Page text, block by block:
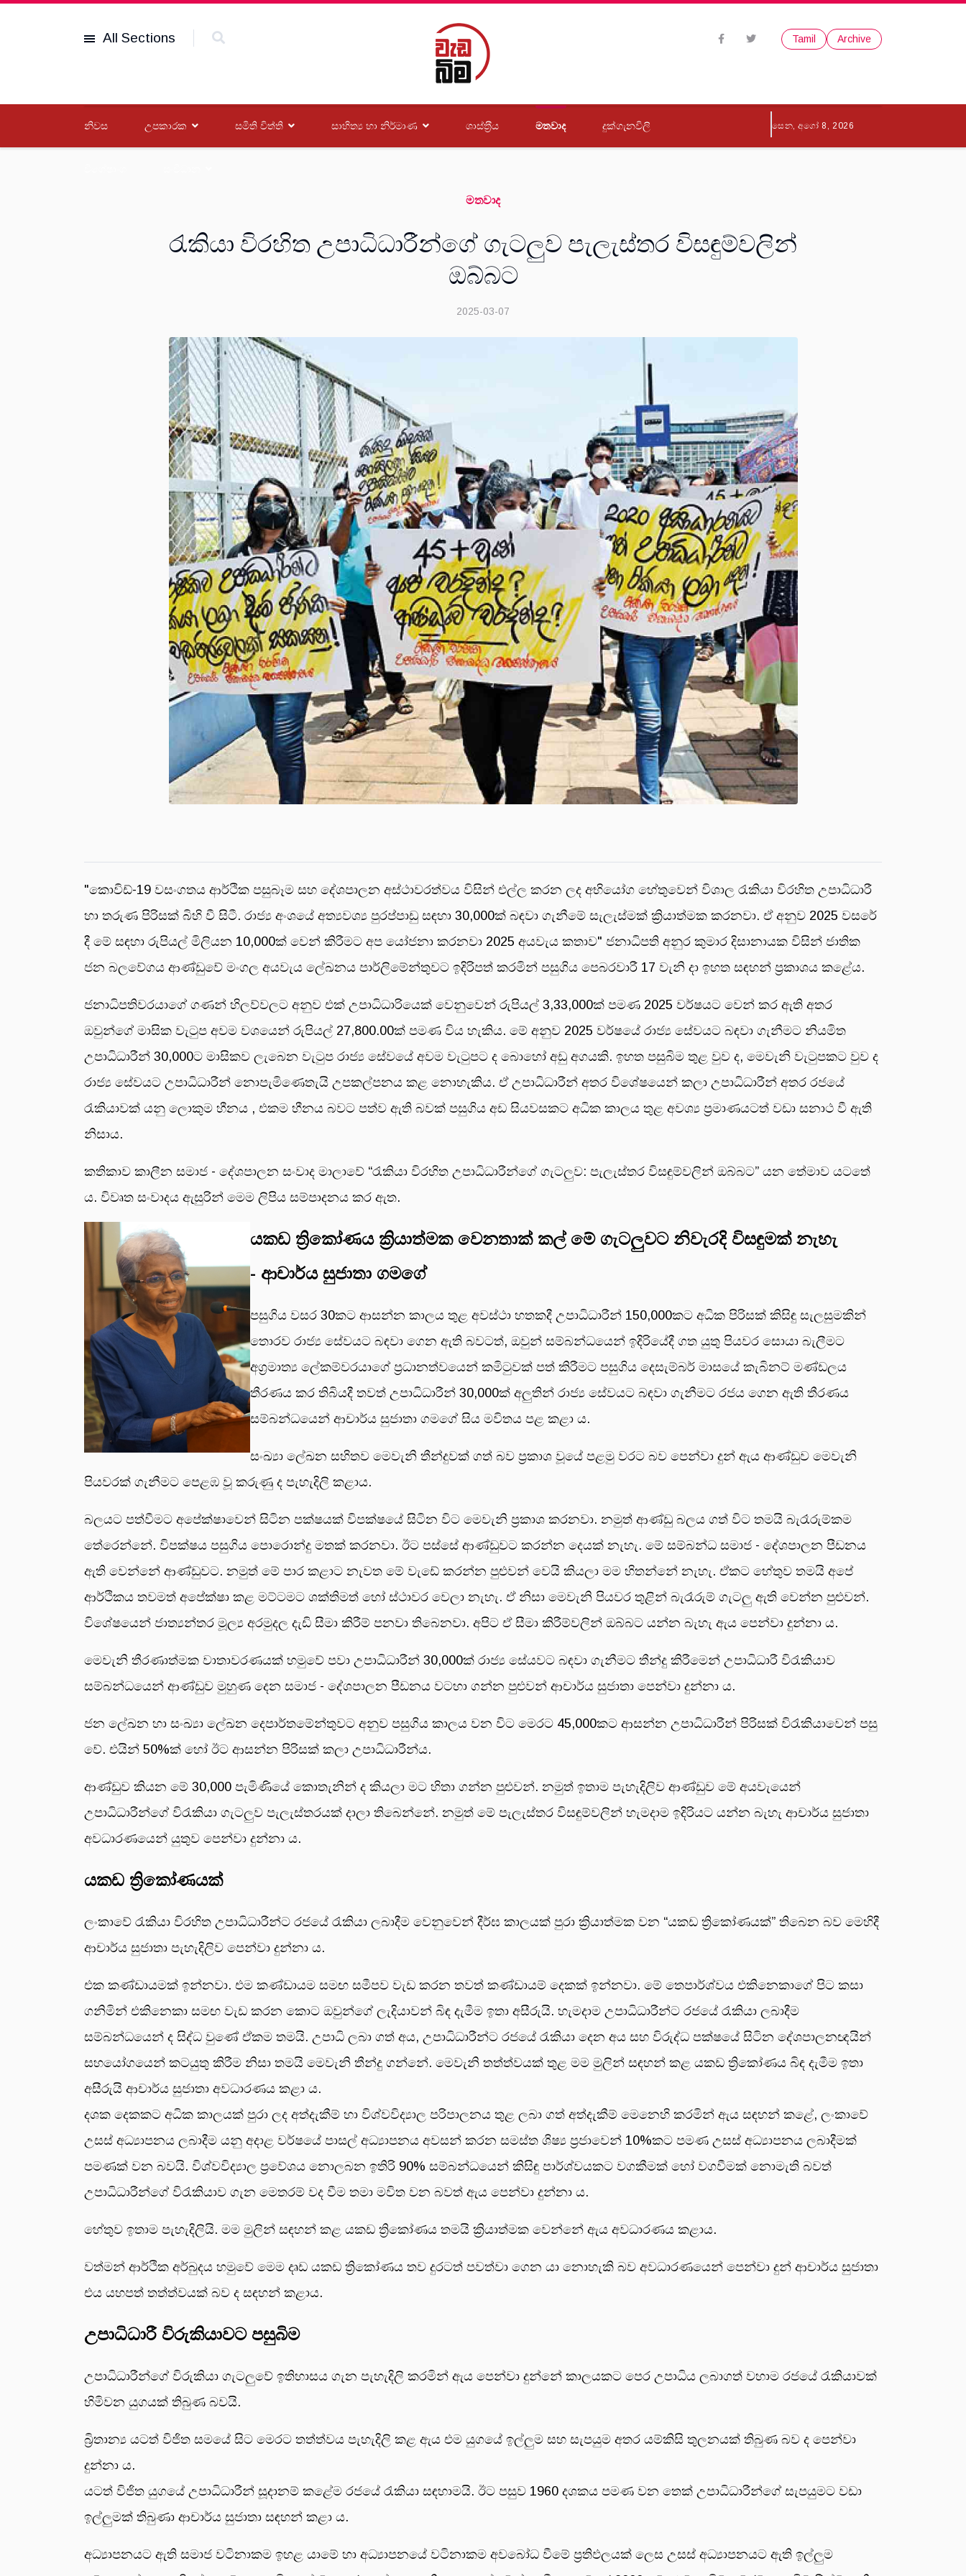
All Sections Tamil Archive
නිවස උපකාරක සමිති විත්ති සාහිත්‍ය හා නිර්මාණ ශාස්ත‍්‍රීය මතවාද දුක්ගැනවිලි සෙන, අගෝ 8, 2026
මතවාද
රැකියා විරහිත උපාධිධාරීන්ගේ ගැටලුව පැලැස්තර විසඳුම්වලින්
ඔබ්බට
2025-03-07
"කොවිඩ්-19 වසංගතය ආර්ථික පසුබෑම සහ දේශපාලන අස්ථාවරත්වය විසින් එල්ල කරන ලද අභියෝග හේතුවෙන් විශාල රැකියා විරහිත උපාධිධාරී
හා තරුණ පිරිසක් බිහි වී සිටී. රාජ්‍ය අංශයේ අත්‍යවශ්‍ය පුරප්පාඩු සඳහා 30,000ක් බඳවා ගැනීමේ සැලැස්මක් ක්‍රියාත්මක කරනවා. ඒ අනුව 2025 වසරේ
දී මේ සඳහා රුපියල් මිලියන 10,000ක් වෙන් කිරීමට අප යෝජනා කරනවා 2025 අයවැය කතාව" ජනාධිපති අනුර කුමාර දිසානායක විසින් ජාතික
ජන බලවේගය ආණ්ඩුවේ මංගල අයවැය ලේඛනය පාර්ලිමේන්තුවට ඉදිරිපත් කරමින් පසුගිය පෙබරවාරී 17 වැනි දා ඉහත සඳහන් ප්‍රකාශය කළේය.
ජනාධිපතිවරයාගේ ගණන් හිලව්වලට අනුව එක් උපාධිධාරියෙක් වෙනුවෙන් රුපියල් 3,33,000ක් පමණ 2025 වර්ෂයට වෙන් කර ඇති අතර
ඔවුන්ගේ මාසික වැටුප අවම වශයෙන් රුපියල් 27,800.00ක් පමණ විය හැකිය. මේ අනුව 2025 වර්ෂයේ රාජ්‍ය සේවයට බඳවා ගැනීමට නියමිත
උපාධිධාරීන් 30,000ට මාසිකව ලැබෙන වැටුප රාජ්‍ය සේවයේ අවම වැටුපට ද බොහෝ අඩු අගයකි. ඉහත පසුබිම තුළ වුව ද, මෙවැනි වැටුපකට වුව ද
රාජ්‍ය සේවයට උපාධිධාරීන් නොපැමිණෙතැයි උපකල්පනය කළ නොහැකිය. ඒ උපාධිධාරීන් අතර විශේෂයෙන් කලා උපාධිධාරීන් අතර රජයේ
රැකියාවක් යනු ලොකුම හීනය , එකම හීනය බවට පත්ව ඇති බවක් පසුගිය අඩ සියවසකට අධික කාලය තුළ අවශ්‍ය ප්‍රමාණයටත් වඩා සනාථ වී ඇති
නිසාය.
කතිකාව කාලීන සමාජ - දේශපාලන සංවාද මාලාවේ “රැකියා විරහිත උපාධිධාරීන්ගේ ගැටලුව: පැලැස්තර විසඳුම්වලින් ඔබ්බට” යන තේමාව යටතේ
ය. විවෘත සංවාදය ඇසුරින් මෙම ලිපිය සම්පාදනය කර ඇත.
යකඩ ත්‍රිකෝණය ක්‍රියාත්මක වෙනතාක් කල් මේ ගැටලුවට නිවැරදි විසඳුමක් නැහැ
- ආචාර්ය සුජාතා ගමගේ
පසුගිය වසර 30කට ආසන්න කාලය තුළ අවස්ථා හතකදී උපාධිධාරීන් 150,000කට අධික පිරිසක් කිසිඳු සැලසුමකින්
තොරව රාජ්‍ය සේවයට බඳවා ගෙන ඇති බවටත්, ඔවුන් සම්බන්ධයෙන් ඉදිරියේදී ගත යුතු පියවර සොයා බැලීමට
අග්‍රමාත්‍ය ලේකම්වරයාගේ ප්‍රධානත්වයෙන් කමිටුවක් පත් කිරීමට පසුගිය දෙසැම්බර් මාසයේ කැබිනට් මණ්ඩලය
තීරණය කර තිබියදී තවත් උපාධිධාරීන් 30,000ක් අලුතින් රාජ්‍ය සේවයට බඳවා ගැනීමට රජය ගෙන ඇති තීරණය
සම්බන්ධයෙන් ආචාර්ය සුජාතා ගමගේ සිය මවිතය පළ කළා ය.
සංඛ්‍යා ලේඛන සහිතව මෙවැනි තීන්දුවක් ගත් බව ප්‍රකාශ වූයේ පළමු වරට බව පෙන්වා දුන් ඇය ආණ්ඩුව මෙවැනි
පියවරක් ගැනීමට පෙළඹ වූ කරුණු ද පැහැදිලි කළාය.
බලයට පත්වීමට අපේක්ෂාවෙන් සිටින පක්ෂයක් විපක්ෂයේ සිටින විට මෙවැනි ප්‍රකාශ කරනවා. නමුත් ආණ්ඩු බලය ගත් විට තමයි බැරෑරුම්කම
තේරෙන්නේ. විපක්ෂය පසුගිය පොරොන්දු මතක් කරනවා. ඊට පස්සේ ආණ්ඩුවට කරන්න දෙයක් නැහැ. මේ සම්බන්ධ සමාජ - දේශපාලන පීඩනය
ඇති වෙන්නේ ආණ්ඩුවට. නමුත් මේ පාර කළාට නැවත මේ වැඩේ කරන්න පුළුවන් වෙයි කියලා මම හිතන්නේ නැහැ. ඒකට හේතුව තමයි අපේ
ආර්ථිකය තවමත් අපේක්ෂා කළ මට්ටමට ශක්තිමත් හෝ ස්ථාවර වෙලා නැහැ. ඒ නිසා මෙවැනි පියවර තුළින් බැරෑරුම් ගැටලු ඇති වෙන්න පුළුවන්.
විශේෂයෙන් ජාත්‍යන්තර මූල්‍ය අරමුදල දැඩි සීමා කිරීම් පනවා තිබෙනවා. අපිට ඒ සීමා කිරීම්වලින් ඔබ්බට යන්න බැහැ ඇය පෙන්වා දුන්නා ය.
මෙවැනි තීරණාත්මක වාතාවරණයක් හමුවේ පවා උපාධිධාරීන් 30,000ක් රාජ්‍ය සේයවට බඳවා ගැනීමට තීන්දු කිරීමෙන් උපාධිධාරී විරැකියාව
සම්බන්ධයෙන් ආණ්ඩුව මුහුණ දෙන සමාජ - දේශපාලන පීඩනය වටහා ගන්න පුළුවන් ආචාර්ය සුජාතා පෙන්වා දුන්නා ය.
ජන ලේඛන හා සංඛ්‍යා ලේඛන දෙපාර්තමේන්තුවට අනුව පසුගිය කාලය වන විට මෙරට 45,000කට ආසන්න උපාධිධාරීන් පිරිසක් විරැකියාවෙන් පසු
වේ. එයින් 50%ක් හෝ ඊට ආසන්න පිරිසක් කලා උපාධිධාරීන්ය.
ආණ්ඩුව කියන මේ 30,000 පැමිණියේ කොතැනින් ද කියලා මට හිතා ගන්න පුළුවන්. නමුත් ඉතාම පැහැදිලිව ආණ්ඩුව මේ අයවැයෙන්
උපාධිධාරීන්ගේ විරැකියා ගැටලුව පැලැස්තරයක් දාලා තිබෙන්නේ. නමුත් මේ පැලැස්තර විසඳුම්වලින් හැමදාම ඉදිරියට යන්න බැහැ ආචාර්ය සුජාතා
අවධාරණයෙන් යුතුව පෙන්වා දුන්නා ය.
යකඩ ත්‍රිකෝණයක්
ලංකාවේ රැකියා විරහිත උපාධිධාරීන්ට රජයේ රැකියා ලබාදීම වෙනුවෙන් දීර්ඝ කාලයක් පුරා ක්‍රියාත්මක වන “යකඩ ත්‍රිකෝණයක්” තිබෙන බව මෙහිදී
ආචාර්ය සුජාතා පැහැදිලිව පෙන්වා දුන්නා ය.
එක කණ්ඩායමක් ඉන්නවා. එම කණ්ඩායම සමඟ සමීපව වැඩ කරන තවත් කණ්ඩායම් දෙකක් ඉන්නවා. මේ තෙපාර්ශ්වය එකිනෙකාගේ පිට කසා
ගනිමින් එකිනෙකා සමඟ වැඩ කරන කොට ඔවුන්ගේ ලැදියාවන් බිඳ දැමීම ඉතා අසීරුයි. හැමදාම උපාධිධාරීන්ට රජයේ රැකියා ලබාදීම
සම්බන්ධයෙන් ද සිද්ධ වුණේ ඒකම තමයි. උපාධි ලබා ගත් අය, උපාධිධාරීන්ට රජයේ රැකියා දෙන අය සහ විරුද්ධ පක්ෂයේ සිටින දේශපාලනඥයින්
සහයෝගයෙන් කටයුතු කිරීම නිසා තමයි මෙවැනි තීන්දු ගන්නේ. මෙවැනි තත්ත්වයක් තුළ මම මුලින් සඳහන් කළ යකඩ ත්‍රිකෝණය බිඳ දැමීම ඉතා
අසීරුයි ආචාර්ය සුජාතා අවධාරණය කළා ය.
දශක දෙකකට අධික කාලයක් පුරා ලද අත්දැකීම් හා විශ්වවිද්‍යාල පරිපාලනය තුළ ලබා ගත් අත්දැකීම් මෙනෙහි කරමින් ඇය සඳහන් කළේ, ලංකාවේ
උසස් අධ්‍යාපනය ලබාදීම යනු අදාළ වර්ෂයේ පාසල් අධ්‍යාපනය අවසන් කරන සමස්ත ශිෂ්‍ය ප්‍රජාවෙන් 10%කට පමණ උසස් අධ්‍යාපනය ලබාදීමක්
පමණක් වන බවයි. විශ්වවිද්‍යාල ප්‍රවේශය නොලබන ඉතිරි 90% සම්බන්ධයෙන් කිසිඳු පාර්ශ්වයකට වගකීමක් හෝ වගවීමක් නොමැති බවත්
උපාධිධාරීන්ගේ විරැකියාව ගැන මෙතරම් වද වීම තමා මවිත වන බවත් ඇය පෙන්වා දුන්නා ය.
හේතුව ඉතාම පැහැදිලියි. මම මුලින් සඳහන් කළ යකඩ ත්‍රිකෝණය තමයි ක්‍රියාත්මක වෙන්නේ ඇය අවධාරණය කළාය.
වත්මන් ආර්ථික අර්බුදය හමුවේ මෙම දෘඩ යකඩ ත්‍රිකෝණය තව දුරටත් පවත්වා ගෙන යා නොහැකි බව අවධාරණයෙන් පෙන්වා දුන් ආචාර්ය සුජාතා
එය යහපත් තත්ත්වයක් බව ද සඳහන් කළාය.
උපාධිධාරී විරුකියාවට පසුබිම
උපාධිධාරීන්ගේ විරුකියා ගැටලුවේ ඉතිහාසය ගැන පැහැදිලි කරමින් ඇය පෙන්වා දුන්නේ කාලයකට පෙර උපාධිය ලබාගත් වහාම රජයේ රැකියාවක්
හිමිවන යුගයක් තිබුණ බවයි.
බ්‍රිතාන්‍ය යටත් විජිත සමයේ සිට මෙරට තත්ත්වය පැහැදිලි කළ ඇය එම යුගයේ ඉල්ලුම සහ සැපයුම අතර යම්කිසි තුලනයක් තිබුණ බව ද පෙන්වා
දුන්නා ය.
යටත් විජිත යුගයේ උපාධිධාරීන් සූදානම් කළේම රජයේ රැකියා සඳහාමයි. ඊට පසුව 1960 දශකය පමණ වන තෙක් උපාධිධාරීන්ගේ සැපයුමට වඩා
ඉල්ලුමක් තිබුණා ආචාර්ය සුජාතා සඳහන් කළා ය.
අධ්‍යාපනයට ඇති සමාජ වටිනාකම ඉහළ යාමේ හා අධ්‍යාපනයේ වටිනාකම අවබෝධ වීමේ ප්‍රතිඵලයක් ලෙස උසස් අධ්‍යාපනයට ඇති ඉල්ලුම